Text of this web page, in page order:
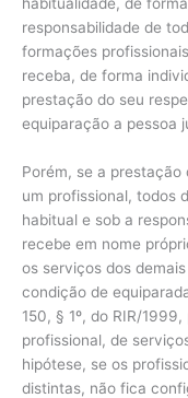
responsabilidade de
formações
receba, de forma
prestação do seu
equiparação a pessoa
Porém, se a
um profissional, todos
habitual e sob a
recebe em nome
os serviços dos
condição de
150, § 1º, do RIR/
profissional, de
hipótese, se os
distintas, não fica